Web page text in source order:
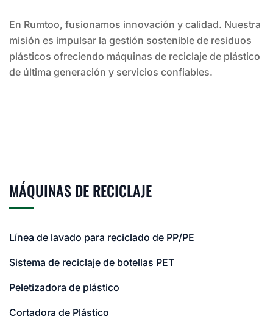
En Rumtoo, fusionamos innovación y calidad. Nuestra
misión es impulsar la gestión sostenible de residuos
plásticos ofreciendo máquinas de reciclaje de plástico
de última generación y servicios confiables.
MÁQUINAS DE RECICLAJE
Línea de lavado para reciclado de PP/PE
Sistema de reciclaje de botellas PET
Peletizadora de plástico
Cortadora de Plástico